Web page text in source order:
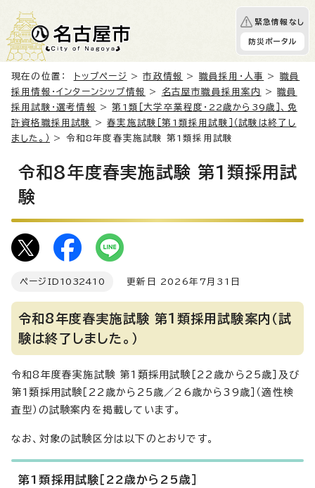
緊急情報なし
防災ポータル
現在の位置： トップページ >市政情報 > 職員採用・人事 > 職員
採用情報・インターンシップ情報
> 名古屋市職員採用案内 >職員
採用試験・選考情報
>第1類［大学卒業程度・22歳から39歳］、免
許資格職採用試験
>春実施試験［第1類採用試験］（試験は終了し
ました。）
> 令和8年度春実施試験 第1類採用試験
令和8年度春実施試験 第1類採用試
験
ページID 1032410 更新日 2026年7月31日
令和8年度春実施試験 第1類採用試験案内（試
験は終了しました。）
令和8年度春実施試験 第1類採用試験［22歳から25歳］及び
第1類採用試験［22歳から25歳／26歳から39歳］（適性検
査型）の試験案内を掲載しています。
なお、対象の試験区分は以下のとおりです。
第1類採用試験［22歳から25歳］